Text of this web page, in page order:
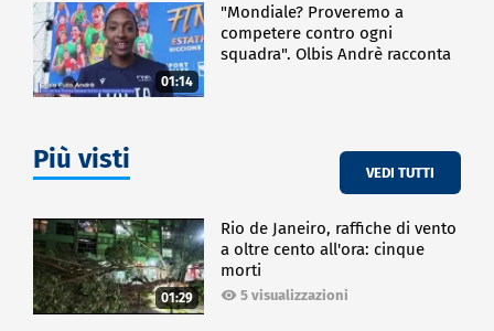
01:14
"Mondiale? Proveremo a
competere contro ogni
squadra". Olbis Andrè racconta
Più visti VEDI TUTTI
01:29
Rio de Janeiro, raffiche di vento
a oltre cento all'ora: cinque
morti
5 visualizzazioni